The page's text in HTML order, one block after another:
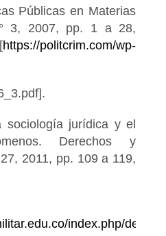
Públicas en Materias
3, 2007, pp. 1 a 28,
https://politcrim.com/wp-
sociología jurídica y el
Derechos y
2011, pp. 109 a 119,
index.php/dere/